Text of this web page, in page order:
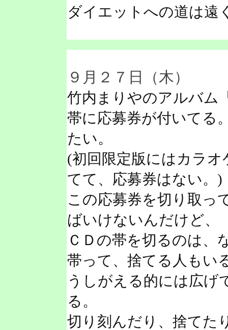
ダイエットへの道は遠
９月２７日（木）
竹内まりやのアルバム
帯に応募券が付いてる
たい。
(初回限定版にはカラ
てて、応募券はない。)
この応募券を切り取っ
ばいけないんだけど、
ＣＤの帯を切るのは、
帯って、捨てる人もい
うしがえる的には広
る。
切り刻んだり、捨てた